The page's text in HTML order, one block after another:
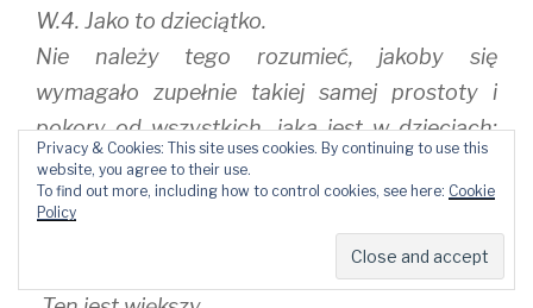
W.4. Jako to dzieciątko.
Nie należy tego rozumieć, jakoby się
wymagało zupełnie takiej samej prostoty i
pokory od wszystkich, jaka jest w dzieciach:
ktoby bowiem wszedł do królestwa
niebieskiego? Ale się podaje największy wzór
tych cnót, abyśmy do niego, o ile zdołamy, jak
najwięcej przybliżyć się usiłowali.
Privacy & Cookies: This site uses cookies. By continuing to use this
website, you agree to their use.
To find out more, including how to control cookies, see here: Cookie
Policy